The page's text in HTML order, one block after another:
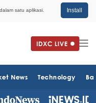
satu aplikasi. Install
News Technology